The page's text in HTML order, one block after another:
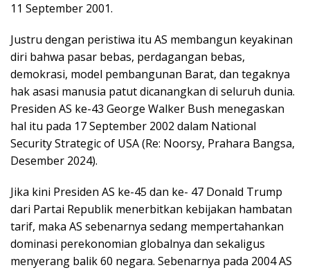
11 September 2001.
Justru dengan peristiwa itu AS membangun keyakinan
diri bahwa pasar bebas, perdagangan bebas,
demokrasi, model pembangunan Barat, dan tegaknya
hak asasi manusia patut dicanangkan di seluruh dunia.
Presiden AS ke-43 George Walker Bush menegaskan
hal itu pada 17 September 2002 dalam National
Security Strategic of USA (Re: Noorsy, Prahara Bangsa,
Desember 2024).
Jika kini Presiden AS ke-45 dan ke- 47 Donald Trump
dari Partai Republik menerbitkan kebijakan hambatan
tarif, maka AS sebenarnya sedang mempertahankan
dominasi perekonomian globalnya dan sekaligus
menyerang balik 60 negara. Sebenarnya pada 2004 AS